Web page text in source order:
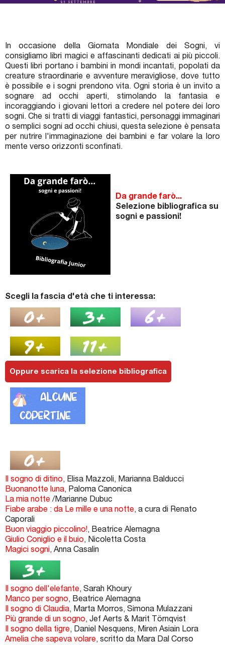
In occasione della Giornata Mondiale dei Sogni, vi
consigliamo libri magici e affascinanti dedicati ai più piccoli.
Questi libri portano i bambini in mondi incantati, popolati da
creature straordinarie e avventure meravigliose, dove tutto
è possibile e i sogni prendono vita. Ogni storia è un invito a
sognare ad occhi aperti, stimolando la fantasia e
incoraggiando i giovani lettori a credere nel potere dei loro
sogni. Che si tratti di viaggi fantastici, personaggi immaginari
o semplici sogni ad occhi chiusi, questa selezione è pensata
per nutrire l'immaginazione dei bambini e far volare la loro
mente verso orizzonti sconfinati.
Da grande farò...
Selezione bibliografica su
sogni e passioni!
Scegli la fascia d'età che ti interessa:
Oppure scarica la selezione bibliografica
Il sogno di ditino, Elisa Mazzoli, Marianna Balducci
Buonanotte luna, Paloma Canonica
La mia notte /Marianne Dubuc
Fiabe arabe : da Le mille e una notte, a cura di Renato
Caporali
Buon viaggio piccolino!, Beatrice Alemagna
Giulio Coniglio e il buio, Nicoletta Costa
Magici sogni, Anna Casalin
Il sogno dell'elefante, Sarah Khoury
Manco per sogno, Beatrice Alemagna
Il sogno di Claudia, Marta Morros, Simona Mulazzani
Più grande di un sogno, Jef Aerts & Marit Törnqvist
Il sogno della tigre, Daniel Nesquens, Miren Asiain Lora
Amelia che sapeva volare, scritto da Mara Dal Corso